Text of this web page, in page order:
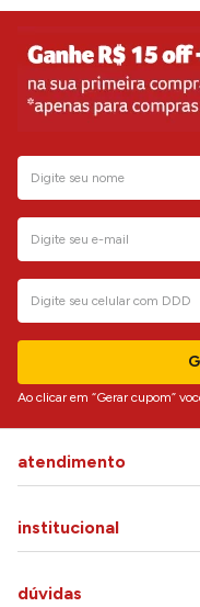
Ao clicar em “Gerar cupom”
atendimento
institucional
dúvidas